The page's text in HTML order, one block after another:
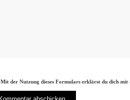
Mit der Nutzung dieses Formulars erklärst du dich mit